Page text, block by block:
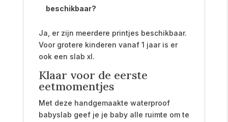
beschikbaar?
Ja, er zijn meerdere printjes beschikbaar.
Voor grotere kinderen vanaf 1 jaar is er
ook een slab xl.
Klaar voor de eerste
eetmomentjes
Met deze handgemaakte waterproof
babyslab geef je je baby alle ruimte om te